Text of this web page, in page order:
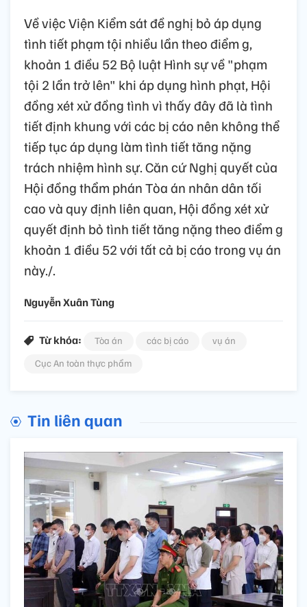
Về việc Viện Kiểm sát đề nghị bỏ áp dụng
tình tiết phạm tội nhiều lần theo điểm g,
khoản 1 điều 52 Bộ luật Hình sự về "phạm
tội 2 lần trở lên" khi áp dụng hình phạt, Hội
đồng xét xử đồng tình vì thấy đây đã là tình
tiết định khung với các bị cáo nên không thể
tiếp tục áp dụng làm tình tiết tăng nặng
trách nhiệm hình sự. Căn cứ Nghị quyết của
Hội đồng thẩm phán Tòa án nhân dân tối
cao và quy định liên quan, Hội đồng xét xử
quyết định bỏ tình tiết tăng nặng theo điểm g
khoản 1 điều 52 với tất cả bị cáo trong vụ án
này./.
Nguyễn Xuân Tùng
Từ khóa: Tòa án các bị cáo
vụ án
Cục An toàn thực phẩm
Tin liên quan